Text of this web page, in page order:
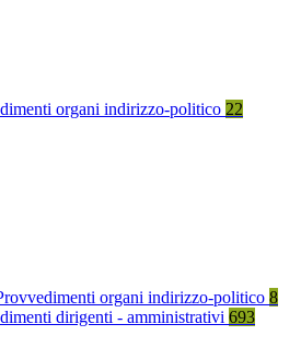
organi indirizzo-politico 22
organi indirizzo-politico 8
dirigenti - amministrativi 693